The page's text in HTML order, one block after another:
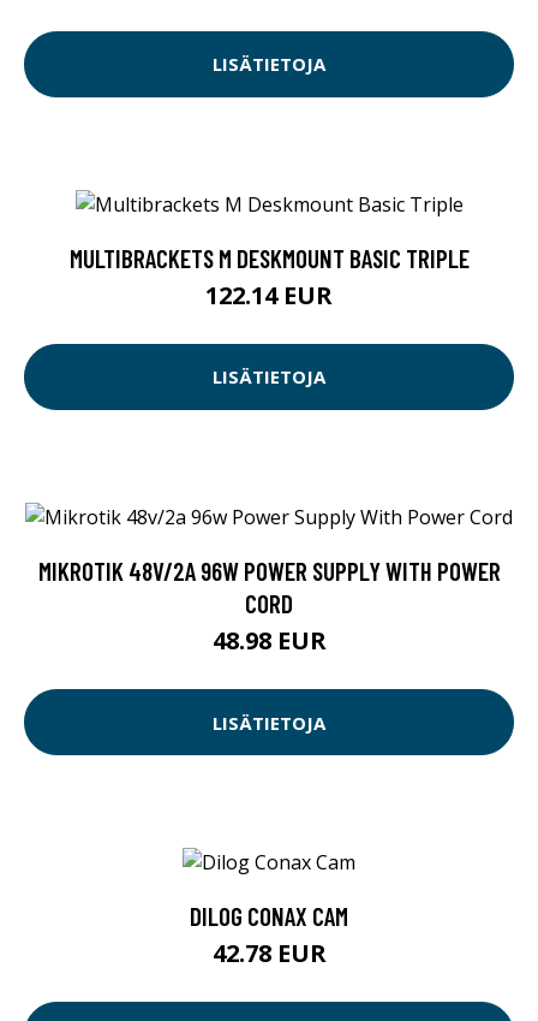
LISÄTIETOJA
MULTIBRACKETS M DESKMOUNT BASIC TRIPLE
122.14 EUR
LISÄTIETOJA
MIKROTIK 48V/2A 96W POWER SUPPLY WITH POWER
CORD
48.98 EUR
LISÄTIETOJA
DILOG CONAX CAM
42.78 EUR